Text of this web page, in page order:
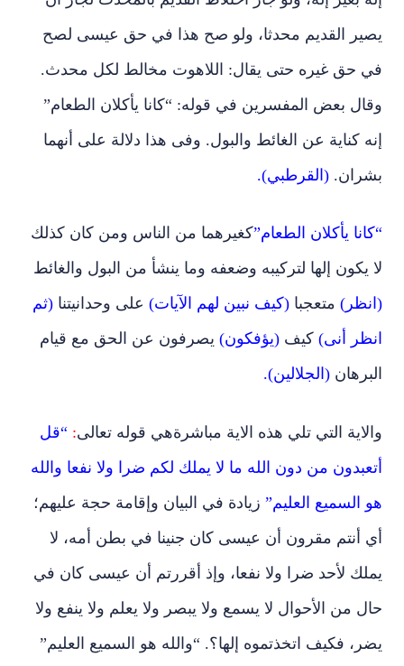
يصير القديم محدثا، ولو صح هذا في حق عيسى لصح
في حق غيره حتى يقال: اللاهوت مخالط لكل محدث.
وقال بعض المفسرين في قوله: “كانا يأكلان الطعام”
إنه كناية عن الغائط والبول. وفى هذا دلالة على أنهما
بشران. (القرطبي).
“كانا يأكلان الطعام”كغيرهما من الناس ومن كان كذلك
لا يكون إلها لتركيبه وضعفه وما ينشأ من البول والغائط
(انظر) متعجبا (كيف نبين لهم الآيات) على وحدانيتنا (ثم
انظر أنى) كيف (يؤفكون) يصرفون عن الحق مع قيام
البرهان (الجلالين).
والاية التي تلي هذه الاية مباشرةهي قوله تعالى: “قل
أتعبدون من دون الله ما لا يملك لكم ضرا ولا نفعا والله
هو السميع العليم” زيادة في البيان وإقامة حجة عليهم؛
أي أنتم مقرون أن عيسى كان جنينا في بطن أمه، لا
يملك لأحد ضرا ولا نفعا، وإذ أقررتم أن عيسى كان في
حال من الأحوال لا يسمع ولا يبصر ولا يعلم ولا ينفع ولا
يضر، فكيف اتخذتموه إلها؟. “والله هو السميع العليم”